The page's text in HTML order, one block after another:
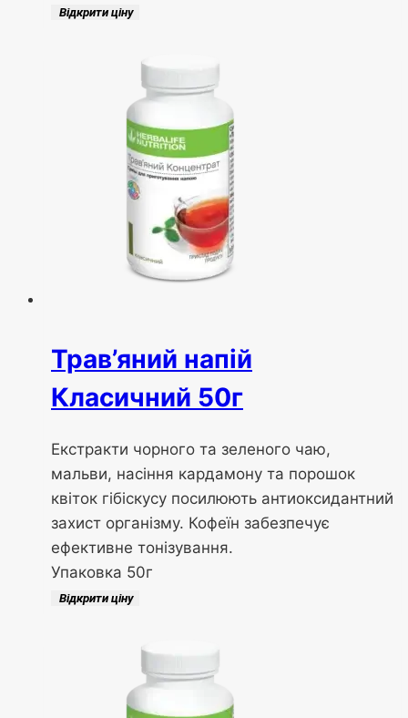
Відкрити ціну
Трав’яний напій
Класичний 50г
Екстракти чорного та зеленого чаю,
мальви, насіння кардамону та порошок
квіток гібіскусу посилюють антиоксидантний
захист організму. Кофеїн забезпечує
ефективне тонізування.
Упаковка 50г
Відкрити ціну